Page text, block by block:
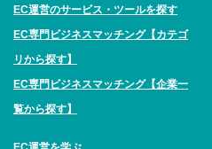
EC運営のサービス・ツールを探す
EC専門ビジネスマッチング【カテゴ
リから探す】
EC専門ビジネスマッチング【企業一
覧から探す】